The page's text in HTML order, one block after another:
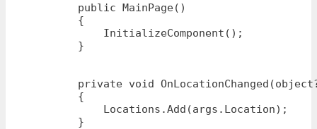
        public MainPage()
        {
            InitializeComponent();
        }
private void
        {
            Locations.Add(args.Location);
        }